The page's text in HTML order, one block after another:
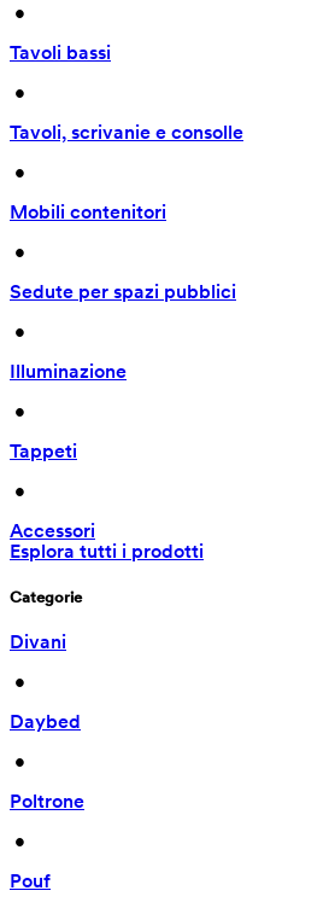
•
Tavoli bassi
•
Tavoli, scrivanie e consolle
•
Mobili contenitori
•
Sedute per spazi pubblici
•
Illuminazione
•
Tappeti
•
Accessori
Esplora tutti i prodotti
Categorie
Divani
•
Daybed
•
Poltrone
•
Pouf